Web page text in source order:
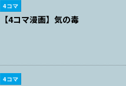
4コマ
【4コマ漫画】気の毒
4コマ